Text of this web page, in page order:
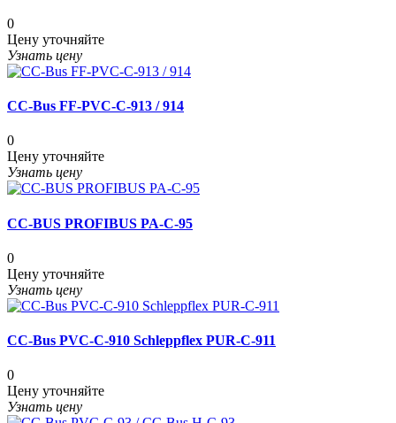
0
Цену уточняйте
Узнать цену
CC-Bus FF-PVC-C-913 / 914
0
Цену уточняйте
Узнать цену
CC-BUS PROFIBUS PA-C-95
0
Цену уточняйте
Узнать цену
CC-Bus PVC-C-910 Schleppflex PUR-C-911
0
Цену уточняйте
Узнать цену